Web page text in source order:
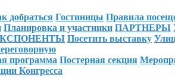
добраться Гостиницы Правила
Планировка и участники ПАРТНЕРЫ
Посетить выставку
программа Постерная секция
Конгресса